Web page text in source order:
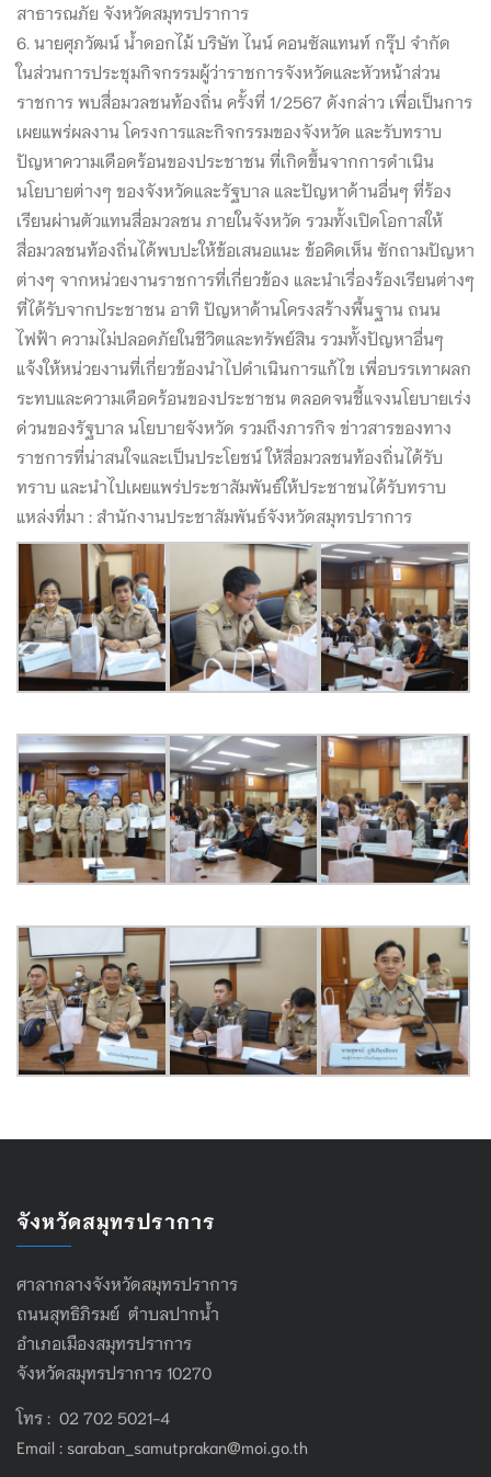
สาธารณภัย จังหวัดสมุทรปราการ
6. นายศุภวัฒน์ น้ำดอกไม้ บริษัท ไนน์ คอนซัลแทนท์ กรุ๊ป จำกัด
ในส่วนการประชุมกิจกรรมผู้ว่าราชการจังหวัดและหัวหน้าส่วน
ราชการ พบสื่อมวลชนท้องถิ่น ครั้งที่ 1/2567 ดังกล่าว เพื่อเป็นการ
เผยแพร่ผลงาน โครงการและกิจกรรมของจังหวัด และรับทราบ
ปัญหาความเดือดร้อนของประชาชน ที่เกิดขึ้นจากการดำเนิน
นโยบายต่างๆ ของจังหวัดและรัฐบาล และปัญหาด้านอื่นๆ ที่ร้อง
เรียนผ่านตัวแทนสื่อมวลชน ภายในจังหวัด รวมทั้งเปิดโอกาสให้
สื่อมวลชนท้องถิ่นได้พบปะให้ข้อเสนอแนะ ข้อคิดเห็น ซักถามปัญหา
ต่างๆ จากหน่วยงานราชการที่เกี่ยวข้อง และนำเรื่องร้องเรียนต่างๆ
ที่ได้รับจากประชาชน อาทิ ปัญหาด้านโครงสร้างพื้นฐาน ถนน
ไฟฟ้า ความไม่ปลอดภัยในชีวิตและทรัพย์สิน รวมทั้งปัญหาอื่นๆ
แจ้งให้หน่วยงานที่เกี่ยวข้องนำไปดำเนินการแก้ไข เพื่อบรรเทาผลก
ระทบและความเดือดร้อนของประชาชน ตลอดจนชี้แจงนโยบายเร่ง
ด่วนของรัฐบาล นโยบายจังหวัด รวมถึงภารกิจ ข่าวสารของทาง
ราชการที่น่าสนใจและเป็นประโยชน์ ให้สื่อมวลชนท้องถิ่นได้รับ
ทราบ และนำไปเผยแพร่ประชาสัมพันธ์ให้ประชาชนได้รับทราบ
แหล่งที่มา : สำนักงานประชาสัมพันธ์จังหวัดสมุทรปราการ
จังหวัดสมุทรปราการ
ศาลากลางจังหวัดสมุทรปราการ
ถนนสุทธิภิรมย์ ตำบลปากน้ำ
อำเภอเมืองสมุทรปราการ
จังหวัดสมุทรปราการ 10270
โทร : 02 702 5021-4
Email : saraban_samutprakan@moi.go.th